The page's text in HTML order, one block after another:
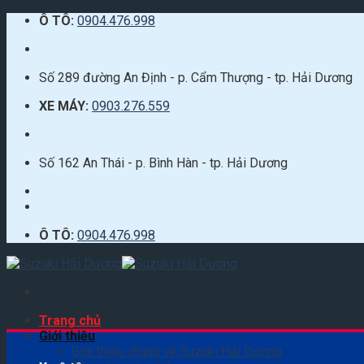
Skip
content
Ô TÔ: 0904.476.998
Số 289 đường An Định - p. Cẩm Thượng - tp. Hải Dương
XE MÁY: 0903.276.559
Số 162 An Thái - p. Bình Hàn - tp. Hải Dương
Ô TÔ: 0904.476.998
Trang chủ
Giới thiệu
Giới thiệu chung về Suzuki Hải Dương